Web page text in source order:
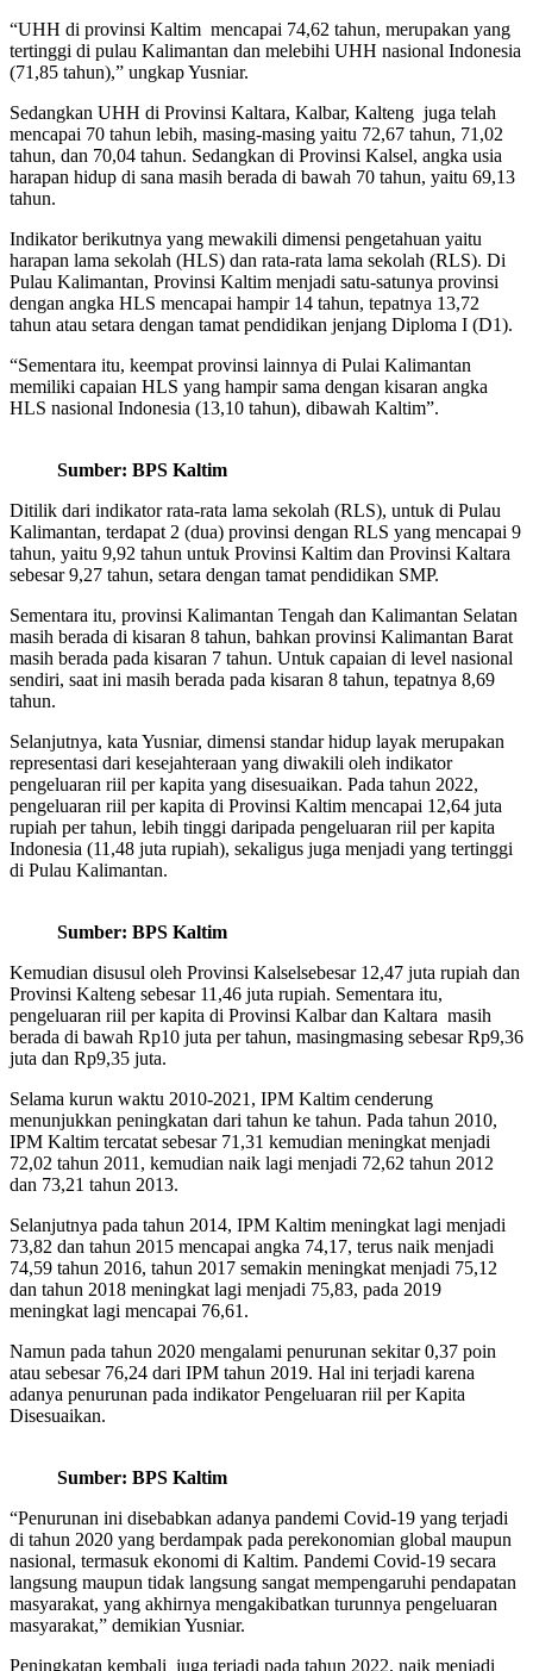
“UHH di provinsi Kaltim mencapai 74,62 tahun, merupakan yang
tertinggi di pulau Kalimantan dan melebihi UHH nasional Indonesia
(71,85 tahun),” ungkap Yusniar.
Sedangkan UHH di Provinsi Kaltara, Kalbar, Kalteng juga telah
mencapai 70 tahun lebih, masing-masing yaitu 72,67 tahun, 71,02
tahun, dan 70,04 tahun. Sedangkan di Provinsi Kalsel, angka usia
harapan hidup di sana masih berada di bawah 70 tahun, yaitu 69,13
tahun.
Indikator berikutnya yang mewakili dimensi pengetahuan yaitu
harapan lama sekolah (HLS) dan rata-rata lama sekolah (RLS). Di
Pulau Kalimantan, Provinsi Kaltim menjadi satu-satunya provinsi
dengan angka HLS mencapai hampir 14 tahun, tepatnya 13,72
tahun atau setara dengan tamat pendidikan jenjang Diploma I (D1).
“Sementara itu, keempat provinsi lainnya di Pulai Kalimantan
memiliki capaian HLS yang hampir sama dengan kisaran angka
HLS nasional Indonesia (13,10 tahun), dibawah Kaltim”.
Sumber: BPS Kaltim
Ditilik dari indikator rata-rata lama sekolah (RLS), untuk di Pulau
Kalimantan, terdapat 2 (dua) provinsi dengan RLS yang mencapai 9
tahun, yaitu 9,92 tahun untuk Provinsi Kaltim dan Provinsi Kaltara
sebesar 9,27 tahun, setara dengan tamat pendidikan SMP.
Sementara itu, provinsi Kalimantan Tengah dan Kalimantan Selatan
masih berada di kisaran 8 tahun, bahkan provinsi Kalimantan Barat
masih berada pada kisaran 7 tahun. Untuk capaian di level nasional
sendiri, saat ini masih berada pada kisaran 8 tahun, tepatnya 8,69
tahun.
Selanjutnya, kata Yusniar, dimensi standar hidup layak merupakan
representasi dari kesejahteraan yang diwakili oleh indikator
pengeluaran riil per kapita yang disesuaikan. Pada tahun 2022,
pengeluaran riil per kapita di Provinsi Kaltim mencapai 12,64 juta
rupiah per tahun, lebih tinggi daripada pengeluaran riil per kapita
Indonesia (11,48 juta rupiah), sekaligus juga menjadi yang tertinggi
di Pulau Kalimantan.
Sumber: BPS Kaltim
Kemudian disusul oleh Provinsi Kalselsebesar 12,47 juta rupiah dan
Provinsi Kalteng sebesar 11,46 juta rupiah. Sementara itu,
pengeluaran riil per kapita di Provinsi Kalbar dan Kaltara masih
berada di bawah Rp10 juta per tahun, masingmasing sebesar Rp9,36
juta dan Rp9,35 juta.
Selama kurun waktu 2010-2021, IPM Kaltim cenderung
menunjukkan peningkatan dari tahun ke tahun. Pada tahun 2010,
IPM Kaltim tercatat sebesar 71,31 kemudian meningkat menjadi
72,02 tahun 2011, kemudian naik lagi menjadi 72,62 tahun 2012
dan 73,21 tahun 2013.
Selanjutnya pada tahun 2014, IPM Kaltim meningkat lagi menjadi
73,82 dan tahun 2015 mencapai angka 74,17, terus naik menjadi
74,59 tahun 2016, tahun 2017 semakin meningkat menjadi 75,12
dan tahun 2018 meningkat lagi menjadi 75,83, pada 2019
meningkat lagi mencapai 76,61.
Namun pada tahun 2020 mengalami penurunan sekitar 0,37 poin
atau sebesar 76,24 dari IPM tahun 2019. Hal ini terjadi karena
adanya penurunan pada indikator Pengeluaran riil per Kapita
Disesuaikan.
Sumber: BPS Kaltim
“Penurunan ini disebabkan adanya pandemi Covid-19 yang terjadi
di tahun 2020 yang berdampak pada perekonomian global maupun
nasional, termasuk ekonomi di Kaltim. Pandemi Covid-19 secara
langsung maupun tidak langsung sangat mempengaruhi pendapatan
masyarakat, yang akhirnya mengakibatkan turunnya pengeluaran
masyarakat,” demikian Yusniar.
Peningkatan kembali juga terjadi pada tahun 2022, naik menjadi